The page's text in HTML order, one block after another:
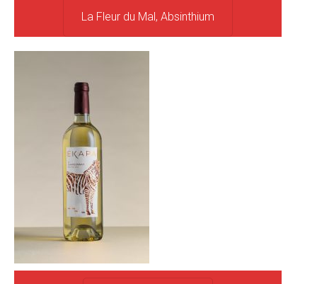
La Fleur du Mal, Absinthium